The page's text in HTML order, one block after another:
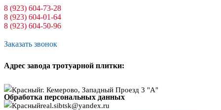
8 (923) 604-73-28
8 (923) 604-01-64
8 (923) 604-50-96
Заказать звонок
Адрес завода тротуарной плитки:
г. Кемерово, Западный Проезд 3 "А"
real.sibtsk@yandex.ru
Обработка персональных данных